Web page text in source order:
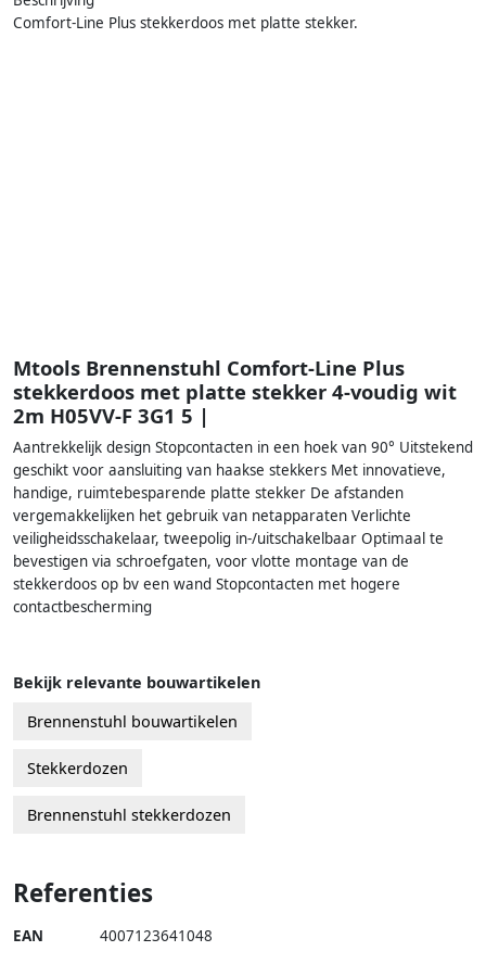
Comfort-Line Plus stekkerdoos met platte stekker.
Mtools Brennenstuhl Comfort-Line Plus
stekkerdoos met platte stekker 4-voudig wit
2m H05VV-F 3G1 5 |
Aantrekkelijk design Stopcontacten in een hoek van 90° Uitstekend
geschikt voor aansluiting van haakse stekkers Met innovatieve,
handige, ruimtebesparende platte stekker De afstanden
vergemakkelijken het gebruik van netapparaten Verlichte
veiligheidsschakelaar, tweepolig in-/uitschakelbaar Optimaal te
bevestigen via schroefgaten, voor vlotte montage van de
stekkerdoos op bv een wand Stopcontacten met hogere
contactbescherming
Bekijk relevante bouwartikelen
Brennenstuhl bouwartikelen
Stekkerdozen
Brennenstuhl stekkerdozen
Referenties
EAN 4007123641048